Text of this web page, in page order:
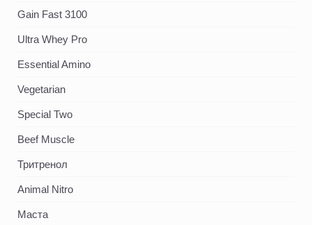
Gain Fast 3100
Ultra Whey Pro
Essential Amino
Vegetarian
Special Two
Beef Muscle
Тритренол
Animal Nitro
Маста